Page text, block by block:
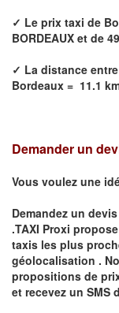
✓ Le prix taxi de
BORDEAUX et de
✓ La distance entre
Bordeaux = 11.1
Demander un
Vous voulez une
Demandez un
.TAXI Proxi
taxis les plus
géolocalisation .
propositions de
et recevez un SMS